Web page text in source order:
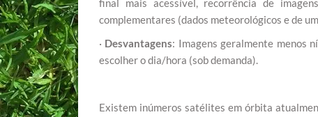
final mais acessível, recorrência de
complementares (dados meteorológicos e de
· Desvantagens: Imagens geralmente menos
escolher o dia/hora (sob demanda).
Existem inúmeros satélites em órbita